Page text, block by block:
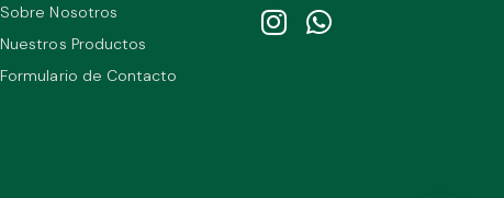
Sobre Nosotros
Nuestros Productos
Formulario de Contacto